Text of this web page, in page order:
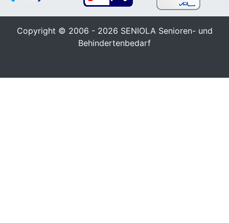
Copyright © 2006 - 2026 SENIOLA Senioren- und
Behindertenbedarf